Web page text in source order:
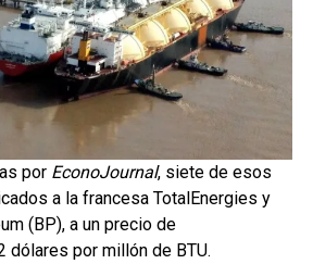
por EconoJournal, siete de esos
a la francesa TotalEnergies y
(BP), a un precio de
dólares por millón de BTU.